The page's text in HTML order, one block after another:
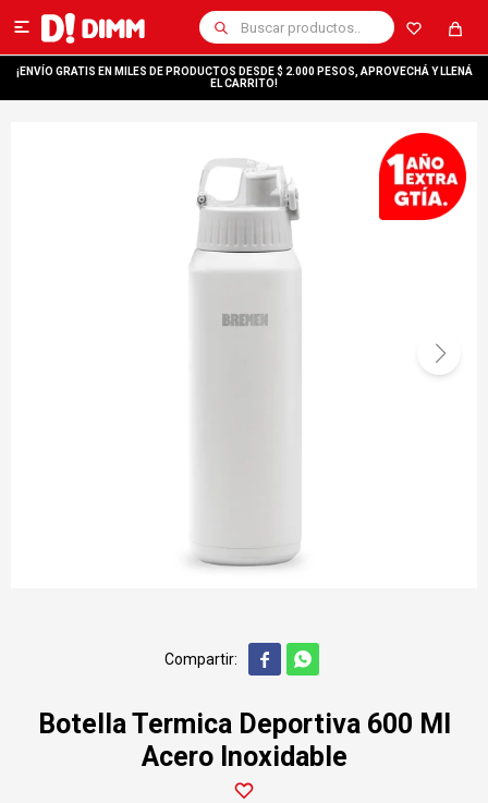

¡ENVÍO GRATIS EN MILES DE PRODUCTOS DESDE $ 2.000 PESOS, APROVECHÁ Y LLENÁ
EL CARRITO!
 
Botella Termica Deportiva 600 Ml
Acero Inoxidable